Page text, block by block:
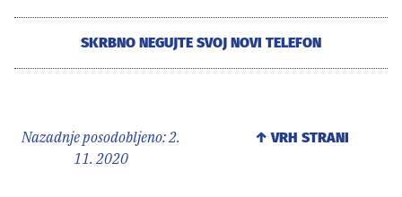
SKRBNO NEGUJTE SVOJ NOVI TELEFON
Nazadnje posodobljeno:2.
11. 2020
↑ VRH STRANI